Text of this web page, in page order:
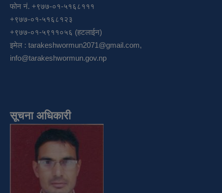
फोन नं. +९७७-०१-५१६८१११
+९७७-०१-५१६८१२३
+९७७-०१-५९११०५६ (हटलाईन)
इमेल : tarakeshwormun2071@gmail.com,
info@tarakeshwormun.gov.np
सूचना अधिकारी